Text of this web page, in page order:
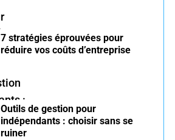
7 stratégies éprouvées pour
réduire vos coûts d’entreprise
Outils de gestion pour
indépendants : choisir sans se
ruiner